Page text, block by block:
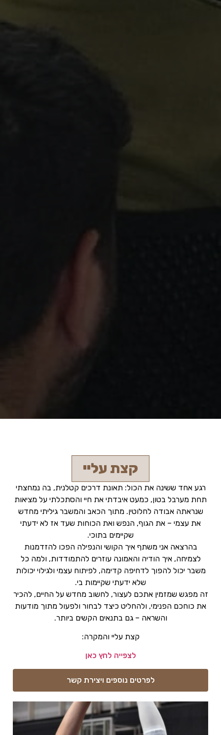
קצת עליי
רגע אחד ששינה את הכול: תאונת דרכים קטלנית, בה נמחצתי
תחת מערבל בטון, כמעט איבדתי את חיי והסתכלתי על מציאות
שנראתה אבודה לחלוטין. מתוך הכאב והמשבר גיליתי מחדש
את עצמי – את הגוף, הנפש ואת הכוחות שעד אז לא ידעתי
שקיימים בתוכי.
בהרצאה אני משתף איך הקושי והנפילה הפכו להזדמנות
לצמיחה, איך הודיה והאמונה עוזרים להתמודדות, ולמה כל
משבר יכול להפוך לדחיפה קדימה, לפיתוח עצמי ולגילוי יכולות
שלא ידעתי שקיימות בי.
זה מפגש שמזמין אתכם לעצור, לחשוב מחדש על החיים, להכיר
את כוחכם הפנימי, ולהחליט כיצד לבחור ולפעול מתוך מודעות
והשראה – גם בתנאים הקשים ביותר.
קצת עליי והמקרה:
לצפייה לחץ כאן
לפרטים נוספים ויצירת קשר